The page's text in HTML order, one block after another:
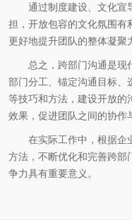
通过制度建设、文化宣
担，开放包容的文化氛围有
更好地提升团队的整体凝聚
总之，跨部门沟通是现
部门分工、锚定沟通目标、
等技巧和方法，建设开放的
效果，促进团队之间的协作
在实际工作中，根据企
方法，不断优化和完善跨部
争力具有重要意义。